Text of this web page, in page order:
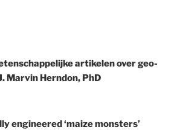
artikelen over geo-
Marvin Herndon, PhD
engineered ‘maize monsters’